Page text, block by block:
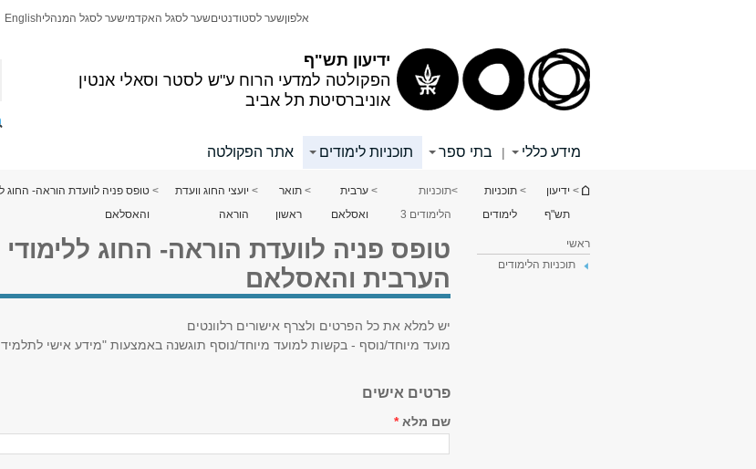
ידיעון תש"ף
הפקולטה למדעי הרוח ע"ש לסטר וסאלי אנטין
אוניברסיטת תל אביב
אלפוןשער לסטודנטיםשער לסגל האקדמישער לסגל המנהליEnglish
מידע כללי | בתי ספר תוכניות לימודים אתר הפקולטה
הינך נמצא כאן
> ידיעון
תש"ף
> תוכניות
לימודים
>תוכניות
הלימודים 3
> ערבית
ואסלאם
> תואר
ראשון
> יועצי החוג וועדת
הוראה
> טופס פניה לוועדת הוראה- החוג
והאסלאם
ראשי
תוכניות הלימודים
טופס פניה לוועדת הוראה- החוג ללימודי
הערבית והאסלאם
יש למלא את כל הפרטים ולצרף אישורים רלוונטים
מועד מיוחד/נוסף - בקשות למועד מיוחד/נוסף תוגשנה באמצעות "מידע אישי
פרטים אישים
שם מלא*